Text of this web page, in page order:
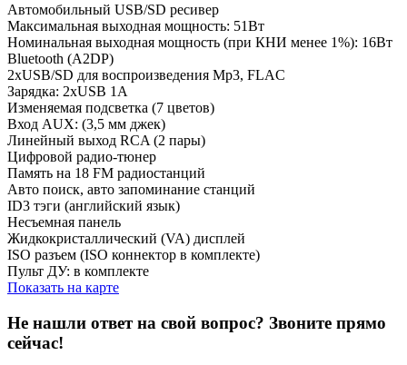
Автомобильный USB/SD ресивер
Максимальная выходная мощность: 51Вт
Номинальная выходная мощность (при КНИ менее 1%): 16Вт
Bluetooth (A2DP)
2хUSB/SD для воспроизведения Mp3, FLAC
Зарядка: 2хUSB 1A
Изменяемая подсветка (7 цветов)
Вход AUX: (3,5 мм джек)
Линейный выход RCA (2 пары)
Цифровой радио-тюнер
Память на 18 FM радиостанций
Авто поиск, авто запоминание станций
ID3 тэги (английский язык)
Несъемная панель
Жидкокристаллический (VA) дисплей
ISO разъем (ISO коннектор в комплекте)
Пульт ДУ: в комплекте
Показать на карте
Не нашли ответ на свой вопрос? Звоните прямо
сейчас!